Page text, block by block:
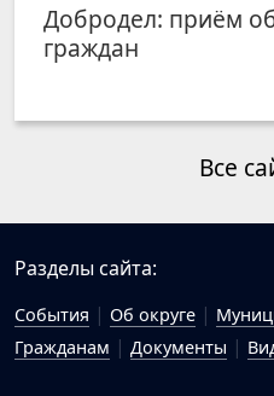
Добродел: приём
граждан
Все
Разделы сайта:
События Об округе
Гражданам
Документы